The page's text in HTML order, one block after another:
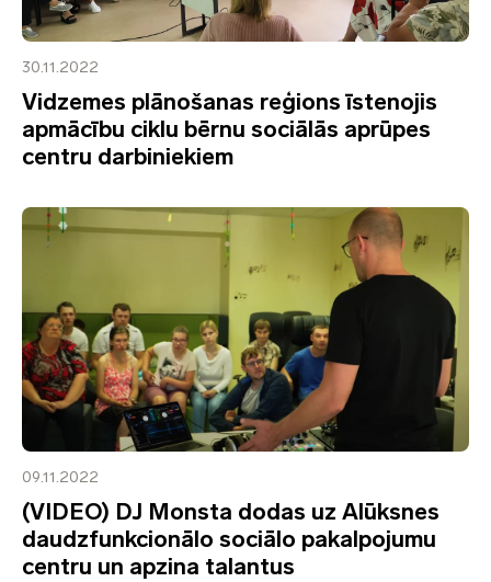
30.11.2022
Vidzemes plānošanas reģions īstenojis
apmācību ciklu bērnu sociālās aprūpes
centru darbiniekiem
09.11.2022
(VIDEO) DJ Monsta dodas uz Alūksnes
daudzfunkcionālo sociālo pakalpojumu
centru un apzina talantus